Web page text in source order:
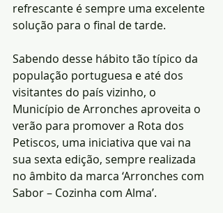
refrescante é sempre uma excelente
solução para o final de tarde.
Sabendo desse hábito tão típico da
população portuguesa e até dos
visitantes do país vizinho, o
Município de Arronches aproveita o
verão para promover a Rota dos
Petiscos, uma iniciativa que vai na
sua sexta edição, sempre realizada
no âmbito da marca ‘Arronches com
Sabor – Cozinha com Alma’.